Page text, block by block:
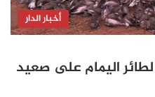
أخبار الدار
اليمام على صعيد